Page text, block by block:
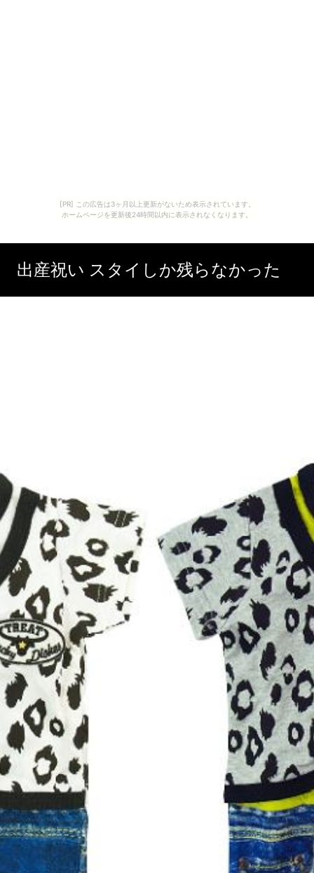
[PR] この広告は3ヶ月以上更新がないため表示されています。
ホームページを更新後24時間以内に表示されなくなります。
出産祝い スタイしか残らなかった